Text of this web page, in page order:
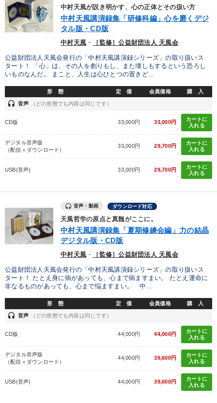
中村天風が説き明かす、心の正体とその扱い方
中村天風講演録集「研修科編」心を磨くデジ
タル版・CD版
中村天風 ・ ［監修］公益財団法人 天風会
公益財団法人天風会発行の「中村天風講演録シリーズ」の取り扱いス
タート！ 「心」は、その人を創りもし、また壊しもするという恐ろし
いものなんだ。 まこと、人生は心ひとつの置きど...
形 態 定 価 会員価格 購 入
headset 音声 （どの形態でも内容は同じです）
CD版 33,000円 33,000円
カートに
入れる
デジタル音声版
（配信＋ダウンロード）
33,000円 29,700円
カートに
入れる
USB(音声) 33,000円 29,700円
カートに
入れる
音声・動画 ダウンロード対応
天風哲学の原点と真髄がここに。
中村天風講演録集「夏期修練会編」力の結晶
デジタル版・CD版
中村天風 ・ ［監修］公益財団法人 天風会
公益財団法人天風会発行の「中村天風講演録シリーズ」の取り扱いス
タート！ たとえ身に病があっても、心まで病ますまい。 たとえ運命に
非なるものがあっても、心まで悩ますまい。 中...
形 態 定 価 会員価格 購 入
headset 音声 （どの形態でも内容は同じです）
CD版 44,000円 44,000円
カートに
入れる
デジタル音声版
（配信＋ダウンロード）
44,000円 39,600円
カートに
入れる
USB(音声) 44,000円 39,600円
カートに
入れる